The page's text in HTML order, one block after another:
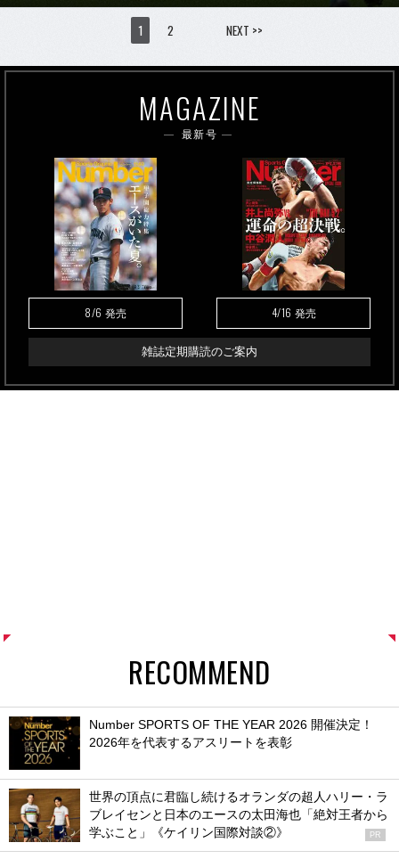
1 2 NEXT >>
MAGAZINE
最新号
8/6 発売 4/16 発売
雑誌定期購読のご案内
RECOMMEND
Number SPORTS OF THE YEAR 2026 開催決定！
2026年を代表するアスリートを表彰
世界の頂点に君臨し続けるオランダの超人ハリー・ラ
ブレイセンと日本のエースの太田海也「絶対王者から
学ぶこと」《ケイリン国際対談②》
PR